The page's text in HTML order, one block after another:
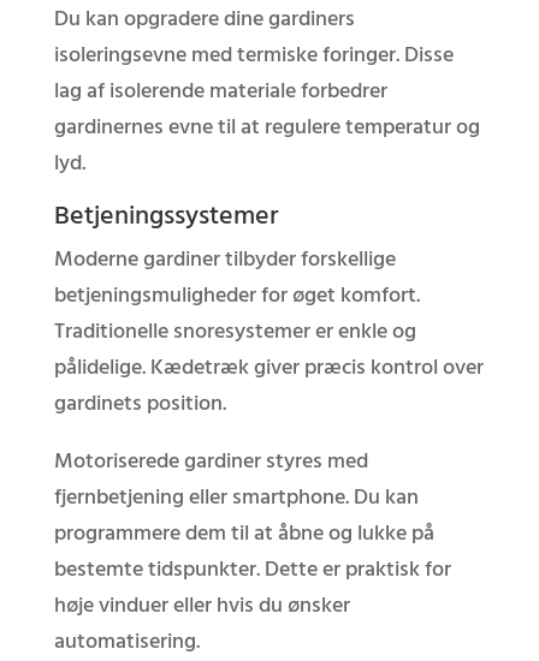
Du kan opgradere dine gardiners
isoleringsevne med termiske foringer. Disse
lag af isolerende materiale forbedrer
gardinernes evne til at regulere temperatur og
lyd.
Betjeningssystemer
Moderne gardiner tilbyder forskellige
betjeningsmuligheder for øget komfort.
Traditionelle snoresystemer er enkle og
pålidelige. Kædetræk giver præcis kontrol over
gardinets position.
Motoriserede gardiner styres med
fjernbetjening eller smartphone. Du kan
programmere dem til at åbne og lukke på
bestemte tidspunkter. Dette er praktisk for
høje vinduer eller hvis du ønsker
automatisering.